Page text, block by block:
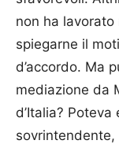
non ha
spiegarne il
d’accordo. Ma
mediazione da
d’Italia?